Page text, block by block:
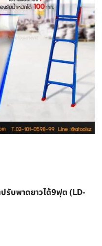
รับพาดยาวได้9ฟุต (LD-